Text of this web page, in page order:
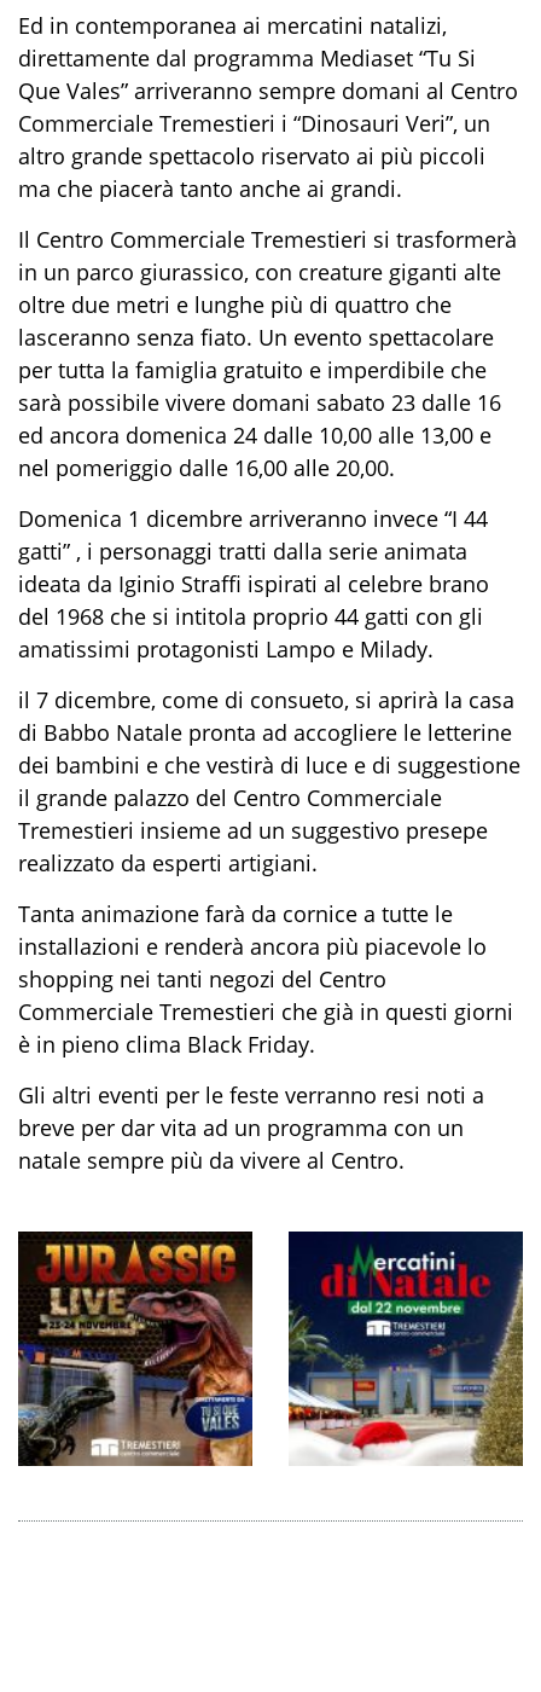
Ed in contemporanea ai mercatini natalizi,
direttamente dal programma Mediaset “Tu Si
Que Vales” arriveranno sempre domani al Centro
Commerciale Tremestieri i “Dinosauri Veri”, un
altro grande spettacolo riservato ai più piccoli
ma che piacerà tanto anche ai grandi.
Il Centro Commerciale Tremestieri si trasformerà
in un parco giurassico, con creature giganti alte
oltre due metri e lunghe più di quattro che
lasceranno senza fiato. Un evento spettacolare
per tutta la famiglia gratuito e imperdibile che
sarà possibile vivere domani sabato 23 dalle 16
ed ancora domenica 24 dalle 10,00 alle 13,00 e
nel pomeriggio dalle 16,00 alle 20,00.
Domenica 1 dicembre arriveranno invece “I 44
gatti” , i personaggi tratti dalla serie animata
ideata da Iginio Straffi ispirati al celebre brano
del 1968 che si intitola proprio 44 gatti con gli
amatissimi protagonisti Lampo e Milady.
il 7 dicembre, come di consueto, si aprirà la casa
di Babbo Natale pronta ad accogliere le letterine
dei bambini e che vestirà di luce e di suggestione
il grande palazzo del Centro Commerciale
Tremestieri insieme ad un suggestivo presepe
realizzato da esperti artigiani.
Tanta animazione farà da cornice a tutte le
installazioni e renderà ancora più piacevole lo
shopping nei tanti negozi del Centro
Commerciale Tremestieri che già in questi giorni
è in pieno clima Black Friday.
Gli altri eventi per le feste verranno resi noti a
breve per dar vita ad un programma con un
natale sempre più da vivere al Centro.